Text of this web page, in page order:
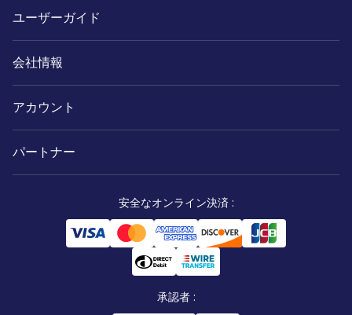
ユーザーガイド
会社情報
アカウント
パートナー
安全なオンライン決済 :
承認者 :